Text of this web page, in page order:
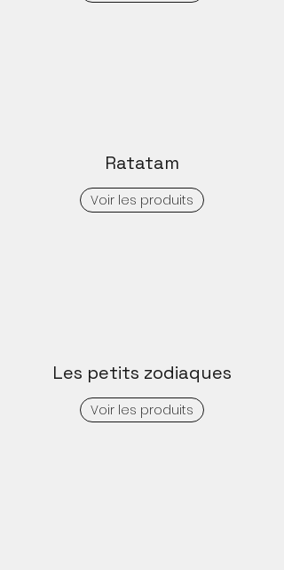
Ratatam
Voir les produits
Les petits zodiaques
Voir les produits